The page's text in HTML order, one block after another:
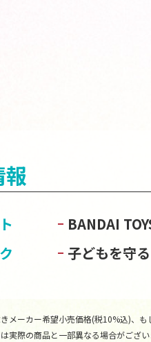
報
BANDAI
子どもを守
メーカー希望小売価格(税10%込)、も
実際の商品と一部異なる場合がござい